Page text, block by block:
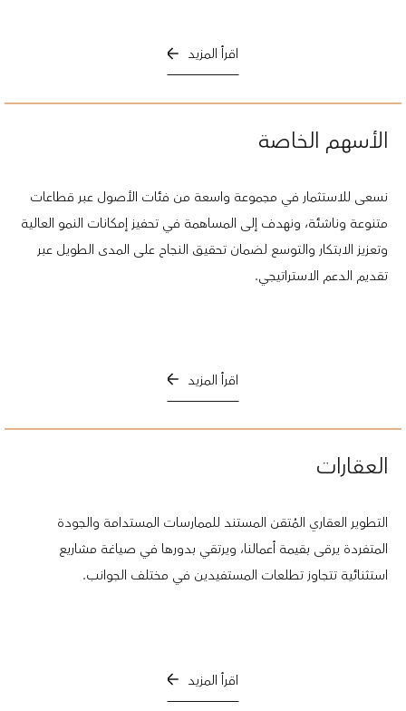
اقرأ المزيد
الأسهم الخاصة
نسعى للاستثمار في مجموعة واسعة من فئات الأصول عبر قطاعات
متنوعة وناشئة، ونهدف إلى المساهمة في تحفيز إمكانات النمو العالية
وتعزيز الابتكار والتوسع لضمان تحقيق النجاح على المدى الطويل عبر
تقديم الدعم الاستراتيجي.
اقرأ المزيد
العقارات
التطوير العقاري المُتقن المستند للممارسات المستدامة والجودة
المتفردة يرقى بقيمة أعمالنا، ويرتقي بدورها في صياغة مشاريع
استثنائية تتجاوز تطلعات المستفيدين في مختلف الجوانب.
اقرأ المزيد